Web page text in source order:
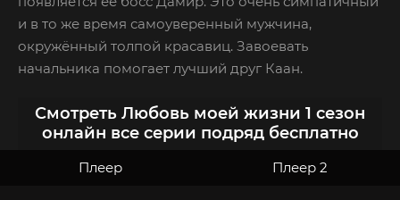
и в то же время самоуверенный мужчина,
окружённый толпой красавиц. Завоевать
начальника помогает лучший друг Каан.
Смотреть Любовь моей жизни 1 сезон
онлайн все серии подряд бесплатно
Плеер Плеер 2